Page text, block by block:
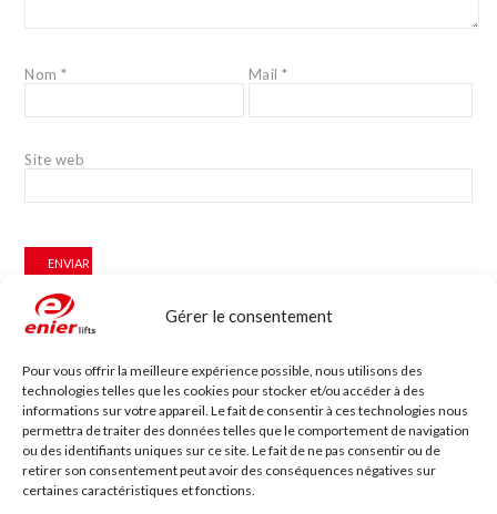
Gérer le consentement
Pour vous offrir la meilleure expérience possible, nous utilisons des
technologies telles que les cookies pour stocker et/ou accéder à des
informations sur votre appareil. Le fait de consentir à ces technologies nous
permettra de traiter des données telles que le comportement de navigation
ou des identifiants uniques sur ce site. Le fait de ne pas consentir ou de
retirer son consentement peut avoir des conséquences négatives sur
certaines caractéristiques et fonctions.
Nom* Mail*
Site web
Nous installons des plates-formes élévatrices
pour les personnes à mobilité réduite, y
compris en France
Notre emplacement géographique proche de la
frontière française, à 40 minutes, nous permet d’offrir...